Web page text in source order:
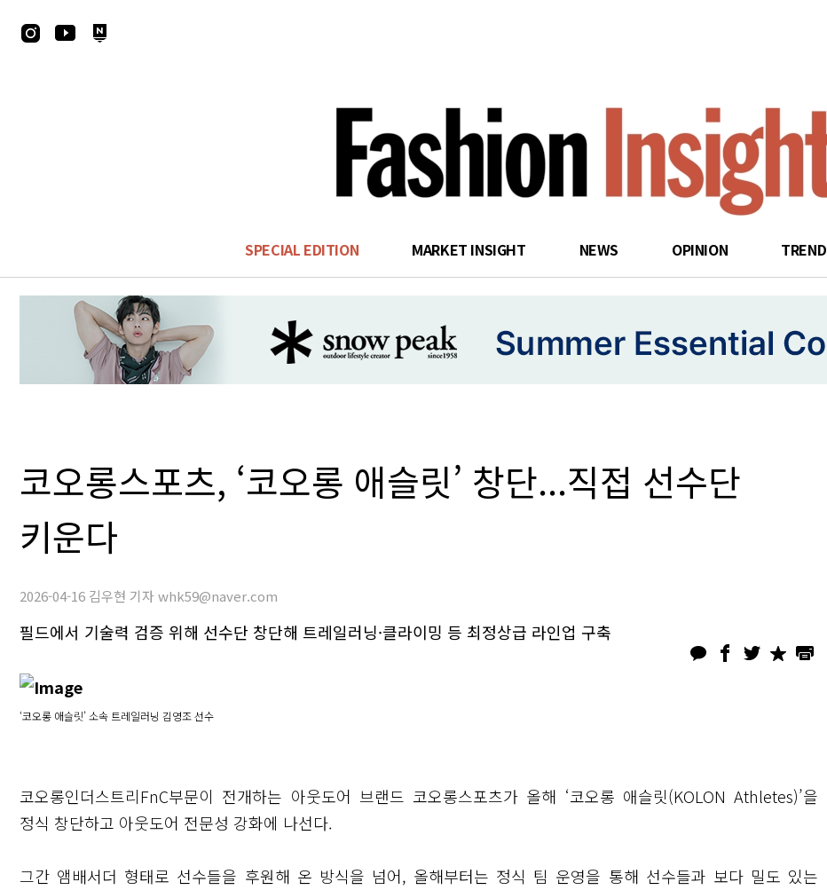
search
SPECIAL EDITION MARKET INSIGHT NEWS OPINION TREND
코오롱스포츠, ‘코오롱 애슬릿’ 창단...직접 선수단
키운다
2026-04-16 김우현 기자 whk59@naver.com
필드에서 기술력 검증 위해 선수단 창단해 트레일러닝·클라이밍 등 최정상급 라인업 구축
‘코오롱 애슬릿’ 소속 트레일러닝 김영조 선수
코오롱인더스트리FnC부문이 전개하는 아웃도어 브랜드 코오롱스포츠가 올해 ‘코오롱 애슬릿(KOLON Athletes)’을
정식 창단하고 아웃도어 전문성 강화에 나선다.
그간 앰배서더 형태로 선수들을 후원해 온 방식을 넘어, 올해부터는 정식 팀 운영을 통해 선수들과 보다 밀도 있는